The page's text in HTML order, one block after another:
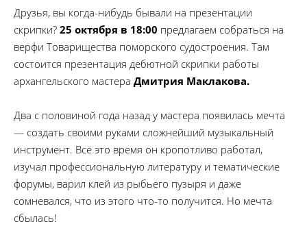
Друзья, вы когда-нибудь бывали на презентации
скрипки? 25 октября в 18:00 предлагаем собраться на
верфи Товарищества поморского судостроения. Там
состоится презентация дебютной скрипки работы
архангельского мастера Дмитрия Маклакова.
Два с половиной года назад у мастера появилась мечта
— создать своими руками сложнейший музыкальный
инструмент. Всё это время он кропотливо работал,
изучал профессиональную литературу и тематические
форумы, варил клей из рыбьего пузыря и даже
сомневался, что из этого что-то получится. Но мечта
сбылась!